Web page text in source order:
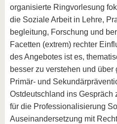
organisierte Ringvorlesung
die Soziale Arbeit in Lehre,
begleitung, Forschung und
Facetten (extrem) rechter
des Angebotes ist es,
besser zu verstehen und
Primär- und
Ostdeutschland ins Gespräch
für die Professionalisierung
Auseinandersetzung mit